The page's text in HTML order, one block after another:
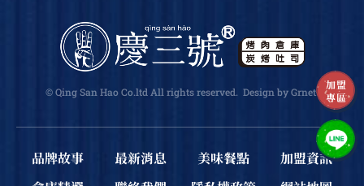
加盟
專區
© Qing San Hao Co.ltd All rights reserved. Design by Grnet.
品牌故事 最新消息 美味餐點
加盟資訊